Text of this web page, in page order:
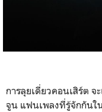
การลุยเดี่ยวคอนเสิร์ต จ
จูน แฟนเพลงที่รู้จักกันใ